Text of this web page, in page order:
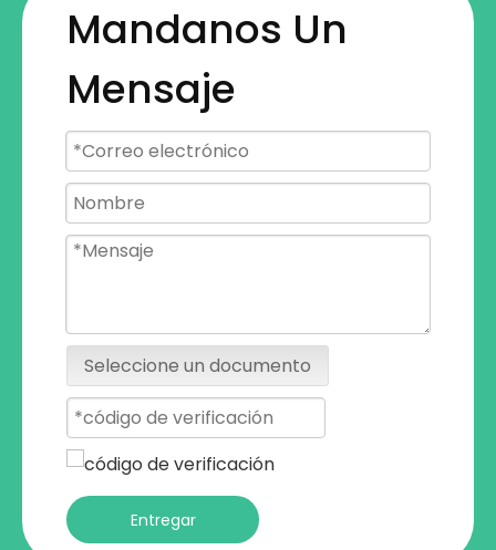
Mandanos Un
Mensaje
Seleccione un documento
Entregar